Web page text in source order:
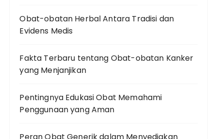
Obat-obatan Herbal Antara Tradisi dan
Evidens Medis
Fakta Terbaru tentang Obat-obatan Kanker
yang Menjanjikan
Pentingnya Edukasi Obat Memahami
Penggunaan yang Aman